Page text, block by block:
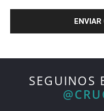
SEGUINOS